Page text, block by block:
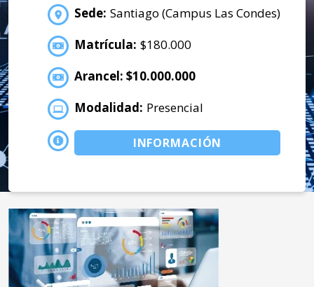
Sede: Santiago (Campus Las Condes)
Matrícula: $180.000
Arancel: $10.000.000
Modalidad: Presencial
INFORMACIÓN